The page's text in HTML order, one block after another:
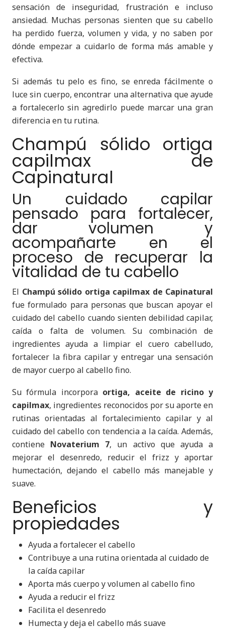
sensación de inseguridad, frustración e incluso
ansiedad. Muchas personas sienten que su cabello
ha perdido fuerza, volumen y vida, y no saben por
dónde empezar a cuidarlo de forma más amable y
efectiva.
Si además tu pelo es fino, se enreda fácilmente o
luce sin cuerpo, encontrar una alternativa que ayude
a fortalecerlo sin agredirlo puede marcar una gran
diferencia en tu rutina.
Champú sólido ortiga
capilmax de
Capinatural
Un cuidado capilar
pensado para fortalecer,
dar volumen y
acompañarte en el
proceso de recuperar la
vitalidad de tu cabello
El Champú sólido ortiga capilmax de Capinatural
fue formulado para personas que buscan apoyar el
cuidado del cabello cuando sienten debilidad capilar,
caída o falta de volumen. Su combinación de
ingredientes ayuda a limpiar el cuero cabelludo,
fortalecer la fibra capilar y entregar una sensación
de mayor cuerpo al cabello fino.
Su fórmula incorpora ortiga, aceite de ricino y
capilmax, ingredientes reconocidos por su aporte en
rutinas orientadas al fortalecimiento capilar y al
cuidado del cabello con tendencia a la caída. Además,
contiene Novaterium 7, un activo que ayuda a
mejorar el desenredo, reducir el frizz y aportar
humectación, dejando el cabello más manejable y
suave.
Beneficios y
propiedades
Ayuda a fortalecer el cabello
Contribuye a una rutina orientada al cuidado de
la caída capilar
Aporta más cuerpo y volumen al cabello fino
Ayuda a reducir el frizz
Facilita el desenredo
Humecta y deja el cabello más suave